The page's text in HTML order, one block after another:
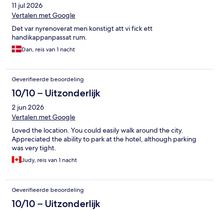
11 jul 2026
Vertalen met Google
Det var nyrenoverat men konstigt att vi fick ett
handikappanpassat rum.
Dan, reis van 1 nacht
Geverifieerde beoordeling
10/10 – Uitzonderlijk
2 jun 2026
Vertalen met Google
Loved the location. You could easily walk around the city.
Appreciated the ability to park at the hotel, although parking
was very tight.
Judy, reis van 1 nacht
Geverifieerde beoordeling
10/10 – Uitzonderlijk